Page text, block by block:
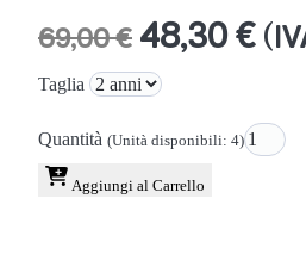
69,00 € 48,30 €
Taglia
Quantità (Unità disponibili: 4)
Aggiungi al Carrello